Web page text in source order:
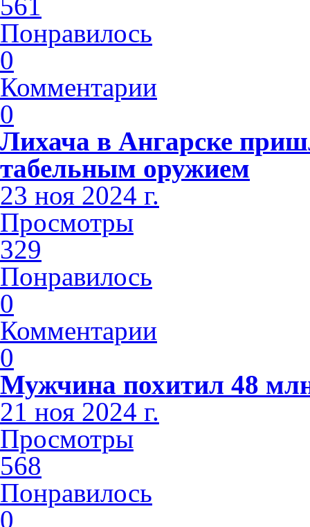
Понравилось
0
Комментарии
0
Лихача в Ангарске
табельным оружием
23 ноя 2024 г.
Просмотры
329
Понравилось
0
Комментарии
0
Мужчина похитил 48
21 ноя 2024 г.
Просмотры
568
Понравилось
0